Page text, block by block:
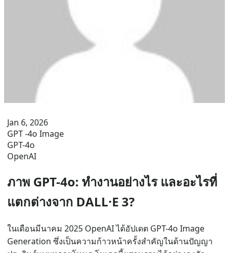
Jan 6, 2026
GPT -4o Image
GPT-4o
OpenAI
ภาพ GPT-4o: ทำงานอย่างไร และอะไรที่
แตกต่างจาก DALL·E 3?
ในเดือนมีนาคม 2025 OpenAI ได้อัปเดต GPT-4o Image
Generation ซึ่งเป็นความก้าวหน้าครั้งสำคัญในด้านปัญญา